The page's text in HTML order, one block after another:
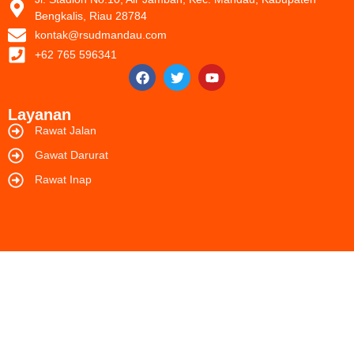
Bengkalis, Riau 28784
kontak@rsudmandau.com
+62 765 596341
Layanan
Rawat Jalan
Gawat Darurat
Rawat Inap